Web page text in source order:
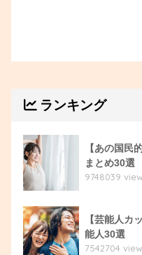
ランキング
【あの国民
まとめ30選
9748039
【芸能人カ
能人30選
7542704